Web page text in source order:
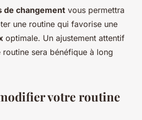
de changement vous permettra
une routine qui favorise une
optimale. Un ajustement attentif
sera bénéfique à long
votre routine